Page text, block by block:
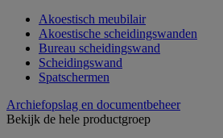
Akoestisch meubilair
Akoestische scheidingswanden
Bureau scheidingswand
Scheidingswand
Spatschermen
Archiefopslag en documentbeheer
Bekijk de hele productgroep